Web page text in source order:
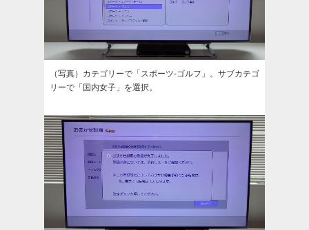
（写真）カテゴリーで「スポーツ-ゴルフ」。サブカテゴ
リーで「国内女子」を選択。